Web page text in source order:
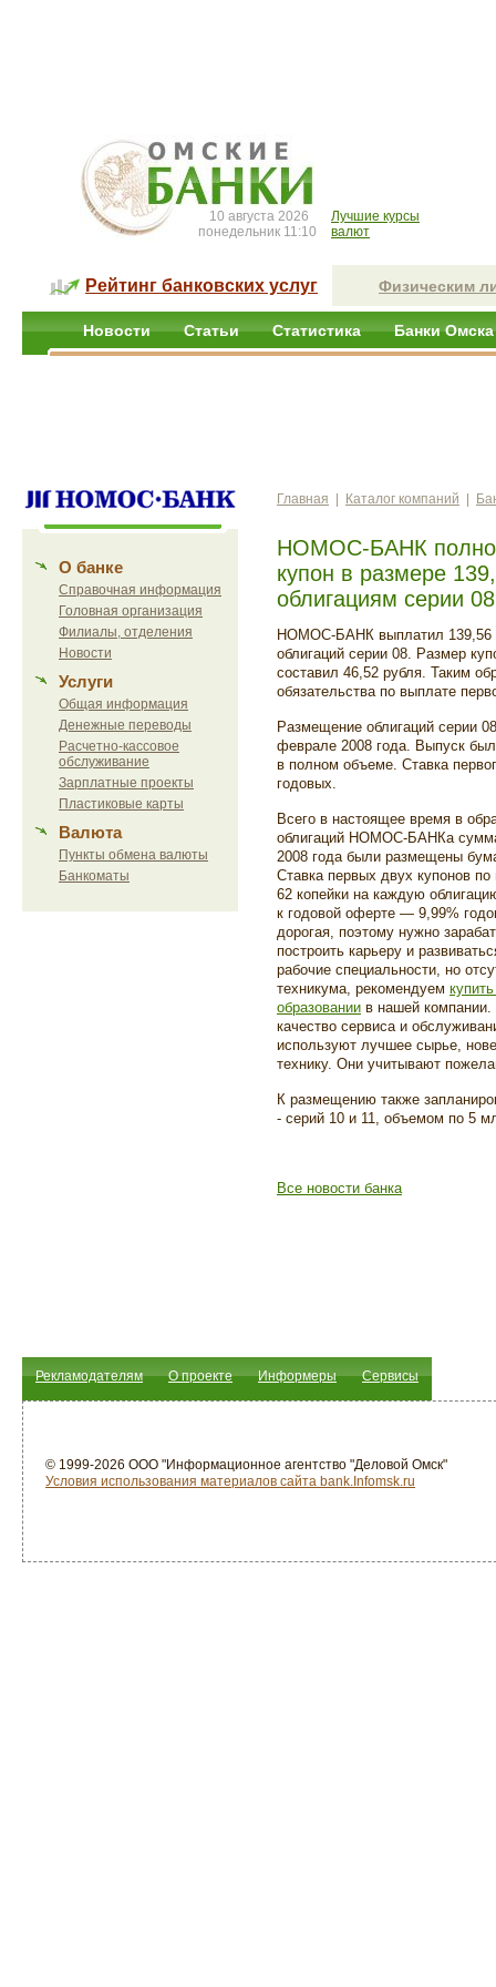
10 августа 2026
понедельник 11:10
Лучшие курсы
валют
Рейтинг банковских услуг Физическим
Новости Статьи Статистика Банки Омска
О банке
Справочная информация
Головная организация
Филиалы, отделения
Новости
Услуги
Общая информация
Денежные переводы
Расчетно-кассовое
обслуживание
Зарплатные проекты
Пластиковые карты
Валюта
Пункты обмена валюты
Банкоматы
Главная Каталог компаний
НОМОС-БАНК
купон в размере
облигациям серии 08
НОМОС-БАНК выплатил 139,56
облигаций серии 08. Размер
составил 46,52 рубля. Таким
обязательства по выплате
Размещение облигаций серии
феврале 2008 года. Выпуск
в полном объеме. Ставка
годовых.
Всего в настоящее время в
облигаций НОМОС-БАНКа
2008 года были размещены
Ставка первых двух купонов
62 копейки на каждую
к годовой оферте — 9,99%
дорогая, поэтому нужно
построить карьеру и
рабочие специальности, но
техникума, рекомендуем
образовании в нашей
качество сервиса и
используют лучшее сырье,
технику. Они учитывают
К размещению также
- серий 10 и 11, объемом по 5
Все новости банка
Рекламодателям О проекте Информеры Сервисы
© 1999-2026 ООО "Информационное агентство "Деловой Омск"
Условия использования материалов сайта bank.Infomsk.ru